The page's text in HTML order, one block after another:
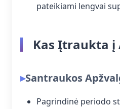
pateikiami lengvai
Kas Įtraukta į
Santraukos
Pagrindinė periodo